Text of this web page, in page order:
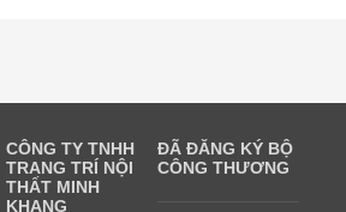
CÔNG TY TNHH
TRANG TRÍ NỘI
THẤT MINH
KHANG
ĐÃ ĐĂNG KÝ BỘ
CÔNG THƯƠNG